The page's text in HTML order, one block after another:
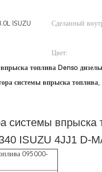
ISUZU Сделанный
Цвет:
топлива Denso
системы впрыска топлива,
системы впрыска
ISUZU 4JJ1 D-
095000-